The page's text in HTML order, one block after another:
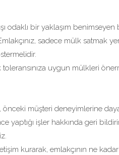
odaklı bir yaklaşım
sadece mülk satmak
uygun mülkleri
önceki müşteri deneyimlerine
yaptığı işler hakkında geri
kurarak, emlakçının ne